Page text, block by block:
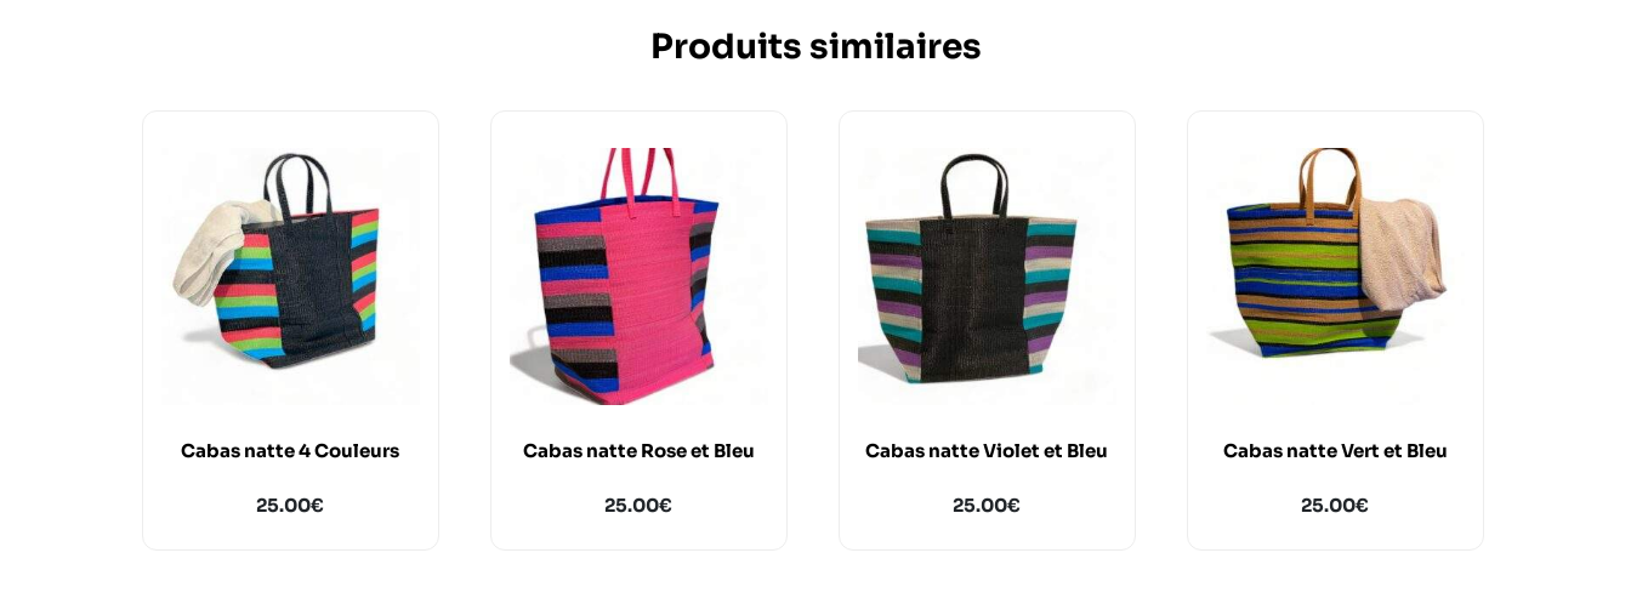
Produits similaires
Cabas natte 4 Couleurs
25.00€
Cabas natte Rose et Bleu
25.00€
Cabas natte Violet et Bleu
25.00€
Cabas natte Vert et Bleu
25.00€